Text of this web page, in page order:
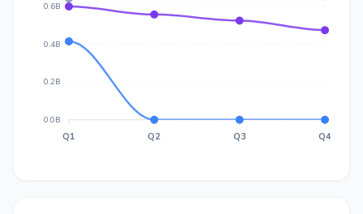
0.6B
0.4B
0.2B
0.0B
Q1 Q2 Q3 Q4